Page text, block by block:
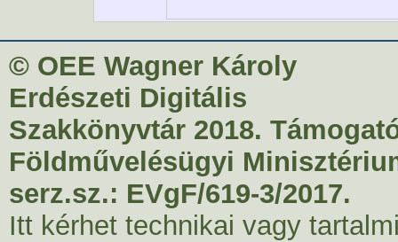
© OEE Wagner Károly
Erdészeti Digitális
Szakkönyvtár 2018.
Földművelésügyi
serz.sz.: EVgF/619-3/2017.
Itt kérhet technikai vagy